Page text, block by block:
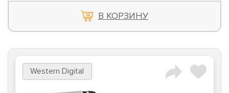
В КОРЗИНУ
Western Digital